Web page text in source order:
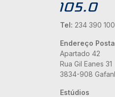
Tel: 234 390 100
Endereço
Apartado 42
Rua Gil Eanes 31
3834-908
Estúdios